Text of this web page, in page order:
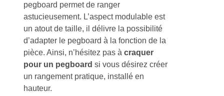
pegboard permet de ranger
astucieusement. L’aspect modulable est
un atout de taille, il délivre la possibilité
d’adapter le pegboard à la fonction de la
pièce. Ainsi, n’hésitez pas à craquer
pour un pegboard si vous désirez créer
un rangement pratique, installé en
hauteur.